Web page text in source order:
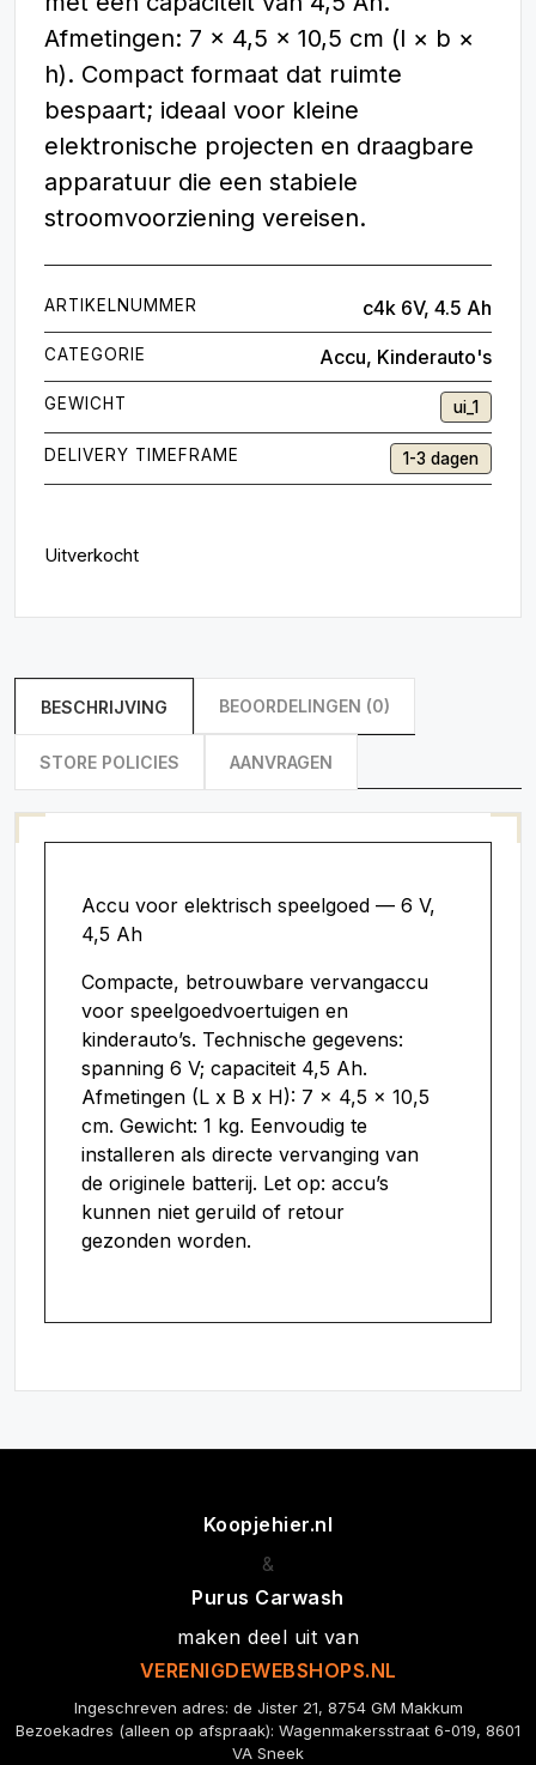
Afmetingen: 7 × 4,5 × 10,5 cm (l × b ×
h). Compact formaat dat ruimte
bespaart; ideaal voor kleine
elektronische projecten en draagbare
apparatuur die een stabiele
stroomvoorziening vereisen.
ARTIKELNUMMER c4k 6V, 4.5 Ah
CATEGORIE Accu, Kinderauto's
GEWICHT ui_1
DELIVERY TIMEFRAME 1-3 dagen
Uitverkocht
BESCHRIJVING BEOORDELINGEN (0)
STORE POLICIES AANVRAGEN
Accu voor elektrisch speelgoed — 6 V,
4,5 Ah
Compacte, betrouwbare vervangaccu
voor speelgoedvoertuigen en
kinderauto’s. Technische gegevens:
spanning 6 V; capaciteit 4,5 Ah.
Afmetingen (L x B x H): 7 x 4,5 x 10,5
cm. Gewicht: 1 kg. Eenvoudig te
installeren als directe vervanging van
de originele batterij. Let op: accu’s
kunnen niet geruild of retour
gezonden worden.
Koopjehier.nl
&
Purus Carwash
maken deel uit van
VERENIGDEWEBSHOPS.NL
Ingeschreven adres: de Jister 21, 8754 GM Makkum
Bezoekadres (alleen op afspraak): Wagenmakersstraat 6-019, 8601
VA Sneek